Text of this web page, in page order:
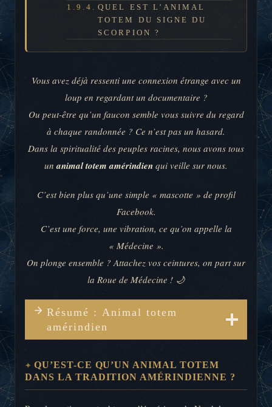
QUEL EST L’ANIMAL
TOTEM DU SIGNE DU
SCORPION ?
Vous avez déjà ressenti une connexion étrange avec un
loup en regardant un documentaire ?
Ou peut-être qu’un faucon semble vous suivre du regard
à chaque randonnée ? Ce n’est pas un hasard.
Dans la spiritualité des peuples racines, nous avons tous
unanimal totem amérindien qui veille sur nous.
C’est bien plus qu’une simple « mascotte » de profil
Facebook.
C’est une force, une vibration, ce qu’on appelle la
« Médecine ».
On plonge ensemble ? Attachez vos ceintures, on part sur
la Roue de Médecine ! 🌙
Résumé : Animal totem
amérindien
QU’EST-CE QU’UN ANIMAL TOTEM
DANS LA TRADITION AMÉRINDIENNE ?